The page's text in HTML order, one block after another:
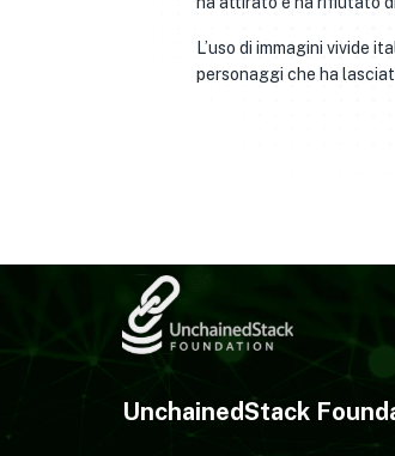
L’uso di immagini vivide
personaggi che ha
UnchainedStack